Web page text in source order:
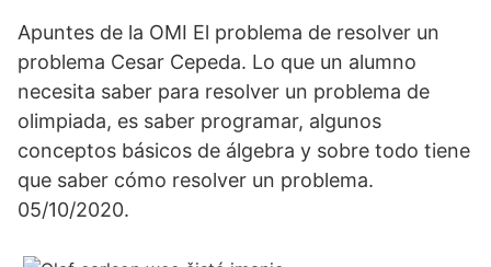
Apuntes de la OMI El problema de resolver un
problema Cesar Cepeda. Lo que un alumno
necesita saber para resolver un problema de
olimpiada, es saber programar, algunos
conceptos básicos de álgebra y sobre todo tiene
que saber cómo resolver un problema.
05/10/2020.